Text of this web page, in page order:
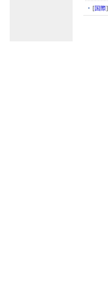
[国際]